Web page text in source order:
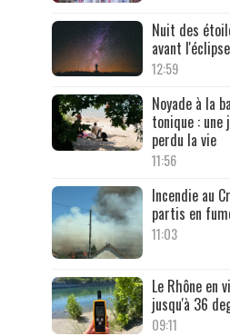
Nuit des
avant
12:59
Noyade à la
tonique : une
perdu la vie
11:56
Incendie au
partis en
11:03
Le Rhône en
jusqu'à 36
09:11